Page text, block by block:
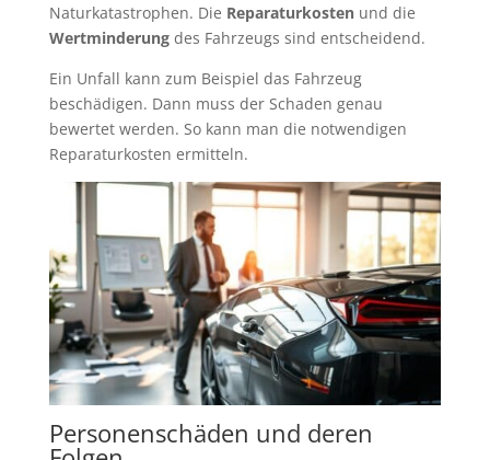
Naturkatastrophen. Die Reparaturkostenund die
Wertminderungdes Fahrzeugs sind entscheidend.
Ein Unfall kann zum Beispiel das Fahrzeug
beschädigen. Dann muss der Schaden genau
bewertet werden. So kann man die notwendigen
Reparaturkosten ermitteln.
Personenschäden und deren